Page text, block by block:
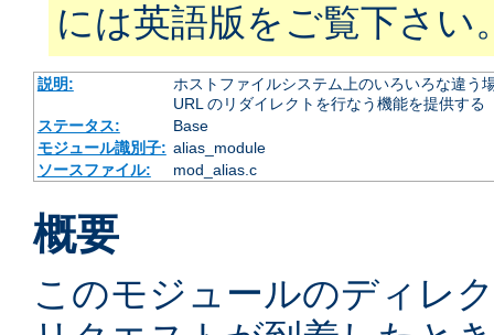
には英語版をご覧下さい
説明:
ホストファイルシステム上のいろいろな違う
URL のリダイレクトを行なう機能を提供する
ステータス:
Base
モジュール識別子: alias_module
ソースファイル:
mod_alias.c
概要
このモジュールのディレ